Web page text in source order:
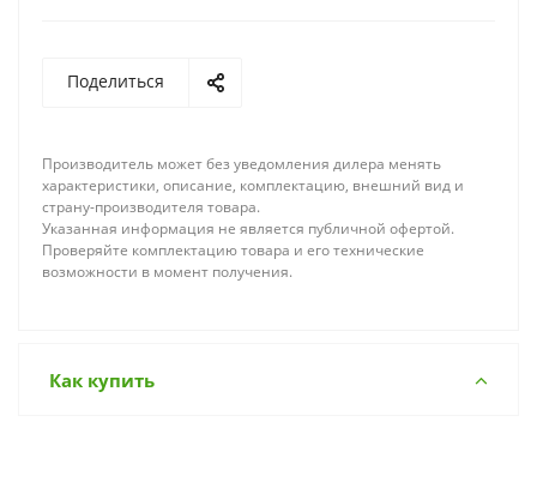
Поделиться
Производитель может без уведомления дилера менять
характеристики, описание, комплектацию, внешний вид и
страну-производителя товара.
Указанная информация не является публичной офертой.
Проверяйте комплектацию товара и его технические
возможности в момент получения.
Как купить